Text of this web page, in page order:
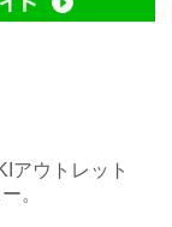
アウトレット
。